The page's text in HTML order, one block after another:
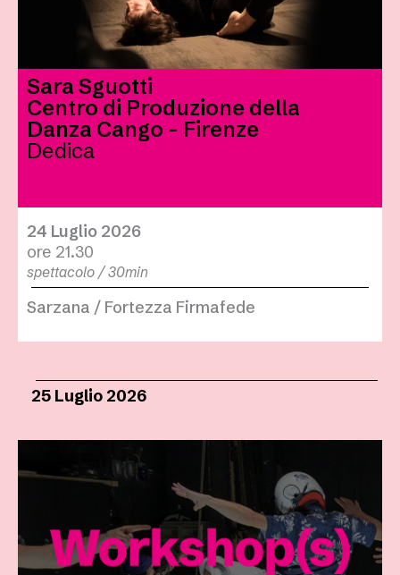
Sara Sguotti
Centro di Produzione della
Danza Cango - Firenze
Dedica
24 Luglio 2026
ore 21.30
spettacolo / 30min
Sarzana / Fortezza Firmafede
25 Luglio 2026